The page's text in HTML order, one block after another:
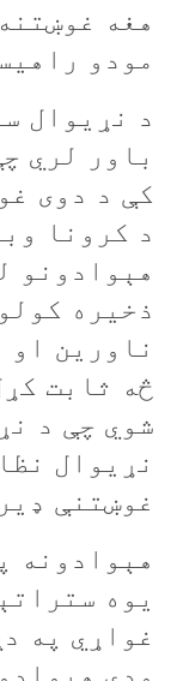
هغه
مودو
د نړيوال
باور لري
کې د دوی
د کرونا
هېوادونو
ذخيره
ناورين او
څه ثابت
شوي چې د
نړيوال
غوښتنې
هېوادونه
يوه
غواړي په
ودې